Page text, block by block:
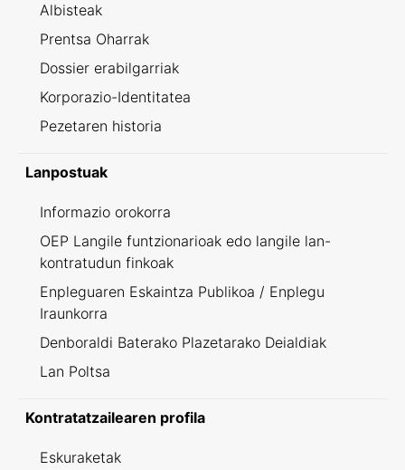
Albisteak
Prentsa Oharrak
Dossier erabilgarriak
Korporazio-Identitatea
Pezetaren historia
Lanpostuak
Informazio orokorra
OEP Langile funtzionarioak edo langile lan-
kontratudun finkoak
Enpleguaren Eskaintza Publikoa / Enplegu
Iraunkorra
Denboraldi Baterako Plazetarako Deialdiak
Lan Poltsa
Kontratatzailearen profila
Eskuraketak